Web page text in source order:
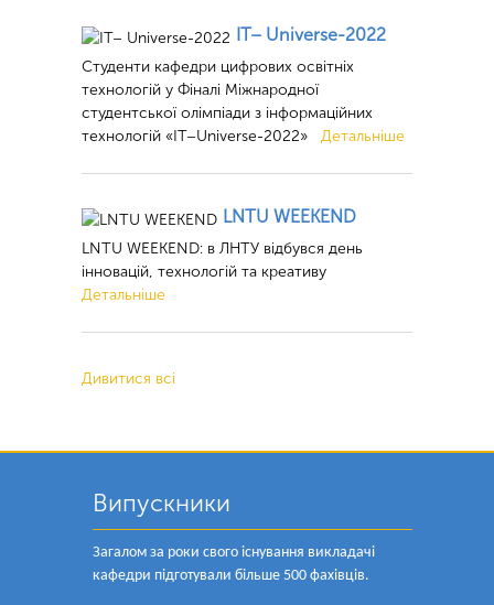
ІТ– Universe-2022
Студенти кафедри цифрових освітніх
технологій у Фіналі Міжнародної
студентської олімпіади з інформаційних
технологій «ІТ–Universe-2022» Детальніше
LNTU WEEKEND
LNTU WEEKEND: в ЛНТУ відбувся день
інновацій, технологій та креативу
Детальніше
Дивитися всі
Випускники
Загалом за роки свого існування викладачі
кафедри підготували більше 500 фахівців.